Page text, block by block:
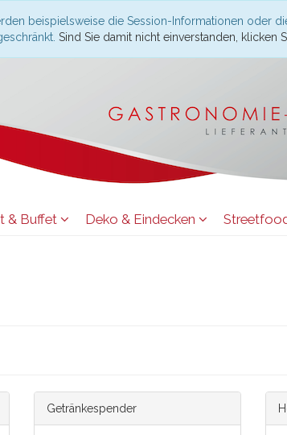
beispielsweise die Session-Informationen oder
Sind Sie damit nicht einverstanden, klicken
& Buffet Deko & Eindecken
Getränkespender